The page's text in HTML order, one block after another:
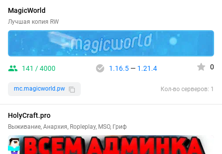
MagicWorld
Лучшая копия RW
141 / 4000 1.16.5— 1.21.4 0
mc.magicworld.pw Кол-во серверов: 1
HolyCraft.pro
Выживание, Анархия, Ropleplay, MSO, Гриф